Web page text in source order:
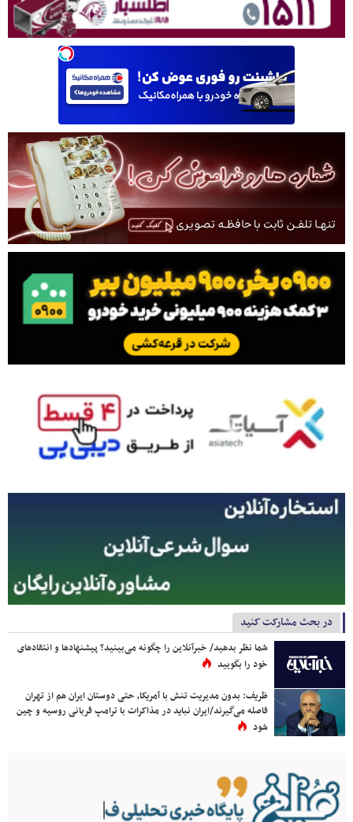
در بحث مشارکت کنید
شما نظر بدهید/ خبرآنلاین را چگونه می‌بینید؟ پیشنهادها و انتقادهای
خود را بگویید
ظریف: بدون مدیریت تنش با آمریکا، حتی دوستان ایران هم از تهران
فاصله می‌گیرند/ایران نباید در مذاکرات با ترامپ قربانی روسیه و چین
شود